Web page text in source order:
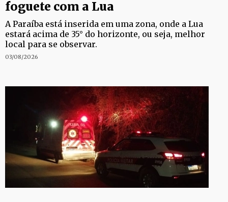
foguete com a Lua
A Paraíba está inserida em uma zona, onde a Lua
estará acima de 35° do horizonte, ou seja, melhor
local para se observar.
03/08/2026